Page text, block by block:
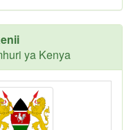
ya Kenya